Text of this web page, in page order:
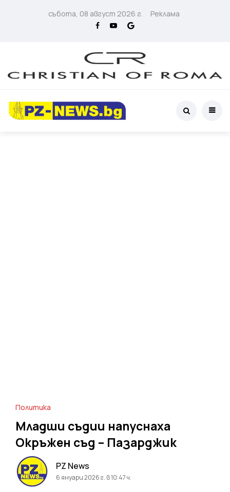
събота, 08 август 2026 г. Реклама
Политика
Младши съдии напуснаха
Окръжен съд – Пазарджик
PZ News
6 януари 2026 г. в 10:47 ч.